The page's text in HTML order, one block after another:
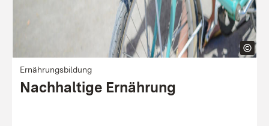
Ernährungsbildung
Nachhaltige Ernähr­ung